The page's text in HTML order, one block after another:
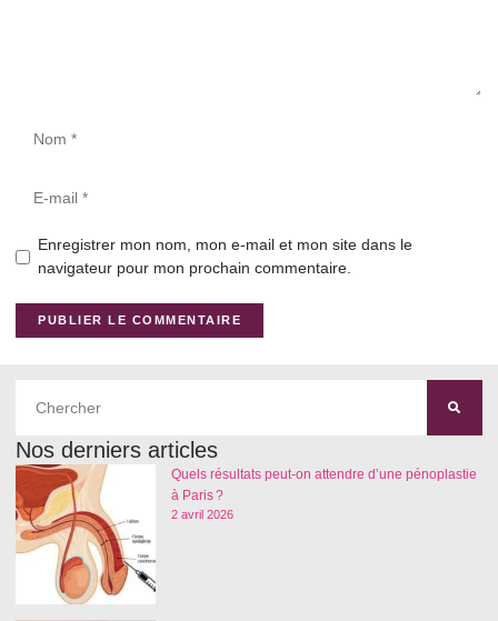
Enregistrer mon nom, mon e-mail et mon site dans le
navigateur pour mon prochain commentaire.
Nos derniers articles
Quels résultats peut-on attendre d’une pénoplastie
à Paris ?
2 avril 2026